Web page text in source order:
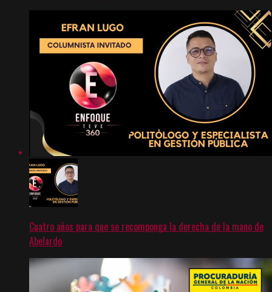
Cuatro años para que se recomponga la derecha de la mano de
Abelardo